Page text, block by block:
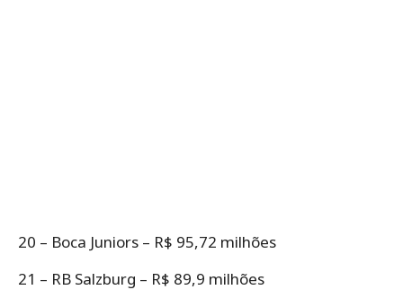
20 – Boca Juniors – R$ 95,72 milhões
21 – RB Salzburg – R$ 89,9 milhões